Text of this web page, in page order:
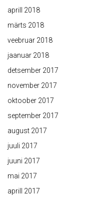
aprill 2018
märts 2018
veebruar 2018
jaanuar 2018
detsember 2017
november 2017
oktoober 2017
september 2017
august 2017
juuli 2017
juuni 2017
mai 2017
aprill 2017